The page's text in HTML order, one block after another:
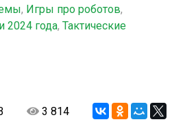
, Игры про роботов,
2024 года,Тактические
3 814